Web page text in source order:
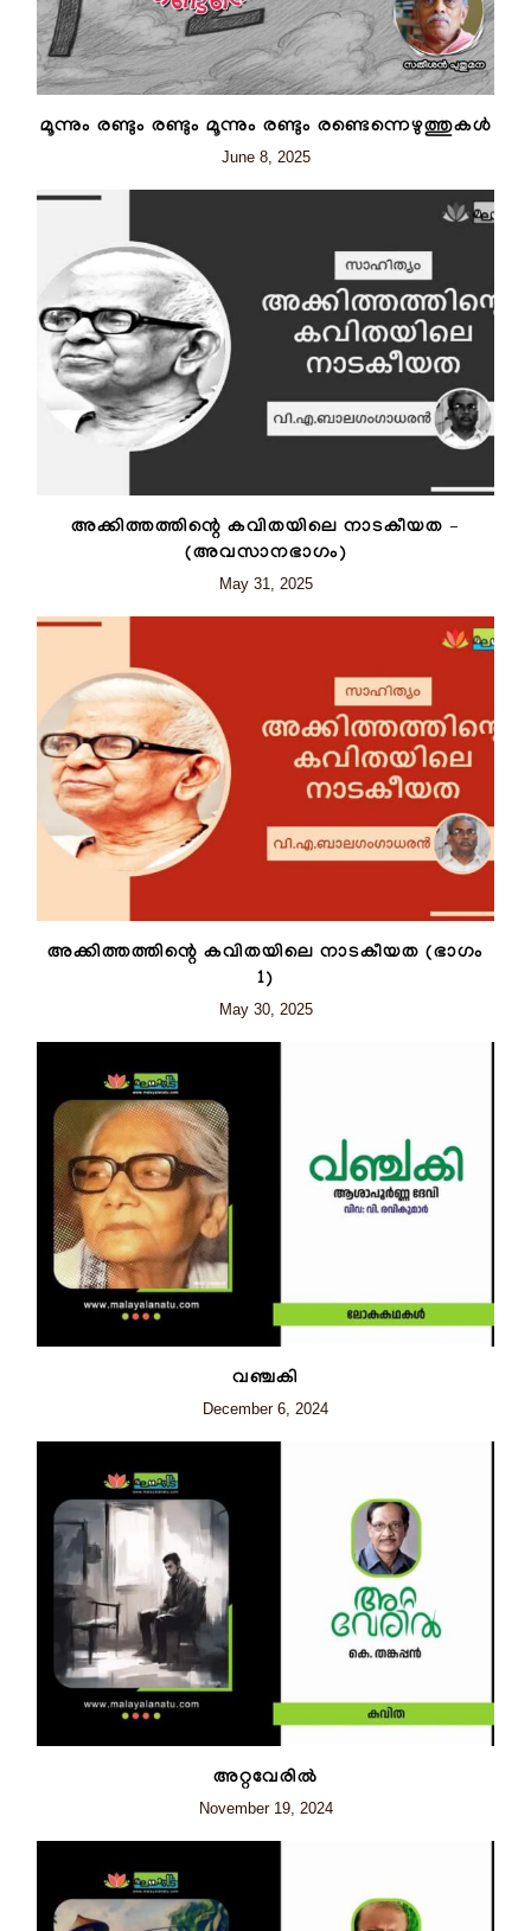
മൂന്നും രണ്ടും രണ്ടും മൂന്നും രണ്ടും രണ്ടെന്നെഴുത്തുകൾ
June 8, 2025
അക്കിത്തത്തിന്റെ കവിതയിലെ നാടകീയത –
(അവസാനഭാഗം)
May 31, 2025
അക്കിത്തത്തിന്റെ കവിതയിലെ നാടകീയത (ഭാഗം
1)
May 30, 2025
വഞ്ചകി
December 6, 2024
അറ്റവേരിൽ
November 19, 2024